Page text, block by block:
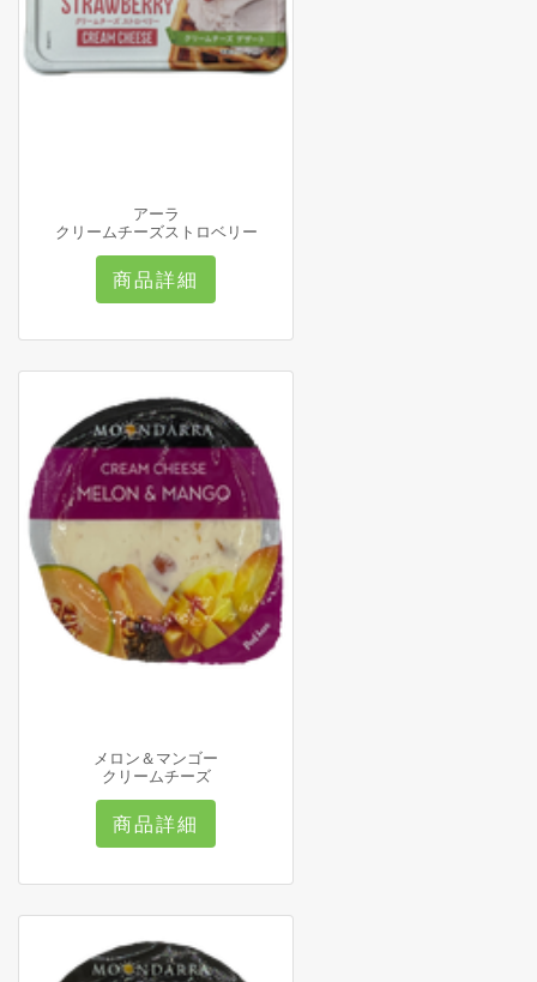
アーラ
クリームチーズストロベリー
商品詳細
メロン＆マンゴー
クリームチーズ
商品詳細